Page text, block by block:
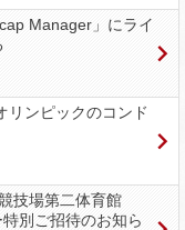
Manager」にライ
リンピックのコンド
技場第二体育館
別ご招待のお知ら